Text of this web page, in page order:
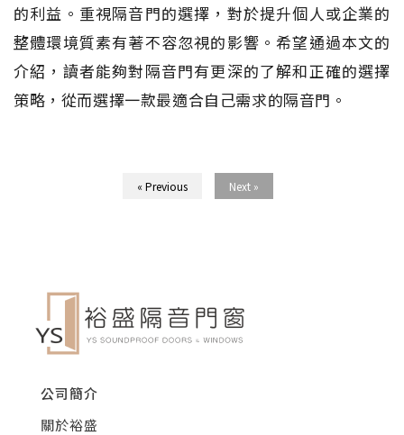
的利益。重視隔音門的選擇，對於提升個人或企業的
整體環境質素有著不容忽視的影響。希望通過本文的
介紹，讀者能夠對隔音門有更深的了解和正確的選擇
策略，從而選擇一款最適合自己需求的隔音門。
« Previous Next »
公司簡介
關於裕盛